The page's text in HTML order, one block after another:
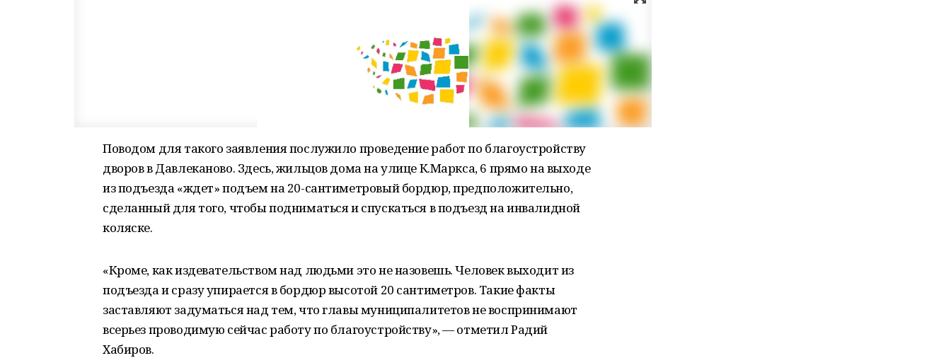
Поводом для такого заявления послужило проведение работ по благоустройству
дворов в Давлеканово. Здесь, жильцов дома на улице К.Маркса, 6 прямо на выходе
из подъезда «ждет» подъем на 20-сантиметровый бордюр, предположительно,
сделанный для того, чтобы подниматься и спускаться в подъезд на инвалидной
коляске.
«Кроме, как издевательством над людьми это не назовешь. Человек выходит из
подъезда и сразу упирается в бордюр высотой 20 сантиметров. Такие факты
заставляют задуматься над тем, что главы муниципалитетов не воспринимают
всерьез проводимую сейчас работу по благоустройству», — отметил Радий
Хабиров.